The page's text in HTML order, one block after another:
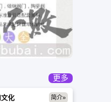
更多
化 简介»